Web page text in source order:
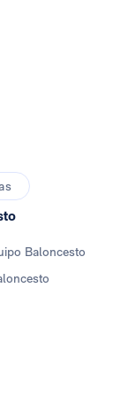
Baloncesto